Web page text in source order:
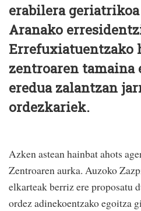
erabilera
Aranako
Errefuxiatuentzako
zentroaren tamaina
eredua zalantzan
ordezkariek.
Azken astean hainbat ahots
Zentroaren aurka. Auzoko
elkarteak berriz ere proposatu
ordez adinekoentzako egoitza